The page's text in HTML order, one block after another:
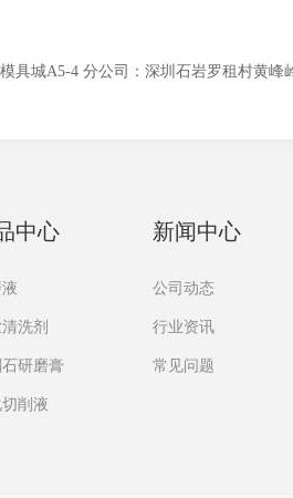
具城A5-4 分公司：深圳石岩罗租村黄峰
中心
洗剂
研磨膏
削液
新闻中心
公司动态
行业资讯
常见问题